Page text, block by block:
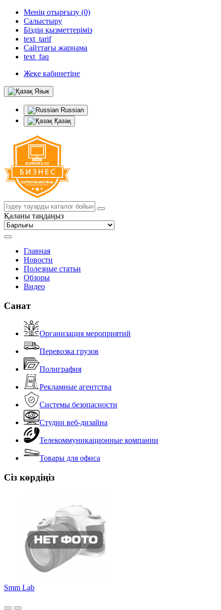
Менің отырғызу (0)
Салыстыру
Біздің қызметтеріміз
text_tarif
Сайттағы жарнама
text_faq
Жеке кабинетіне
Язык
Russian
Қазақ
Қаланы таңдаңыз
Главная
Новости
Полезные статьи
Обзоры
Видео
Санат
Организация мероприятий
Перевозка грузов
Полиграфия
Рекламные агентства
Системы безопасности
Студии веб-дизайна
Телекоммуникационные компании
Товары для офиса
Сіз көрдіңіз
Smm Lab